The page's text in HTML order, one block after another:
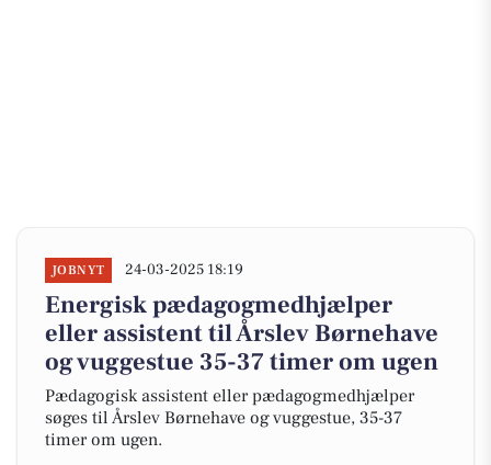
JOBNYT 24-03-2025 18:19
Energisk pædagogmedhjælper
eller assistent til Årslev Børnehave
og vuggestue 35-37 timer om ugen
Pædagogisk assistent eller pædagogmedhjælper
søges til Årslev Børnehave og vuggestue, 35-37
timer om ugen.